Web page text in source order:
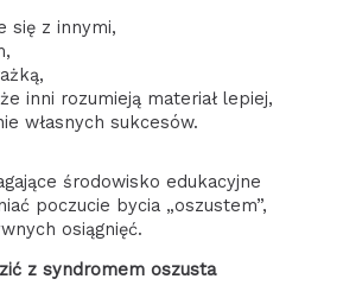
się z innymi,
inni rozumieją materiał lepiej,
własnych sukcesów.
środowisko edukacyjne
poczucie bycia „oszustem”,
osiągnięć.
z syndromem oszusta